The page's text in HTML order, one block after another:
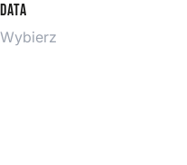
Data